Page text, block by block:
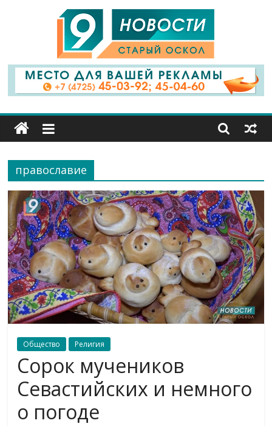
9
Канал
Старый
Оскол
православие
Общество Религия
Сорок мучеников
Севастийских и немного
о погоде